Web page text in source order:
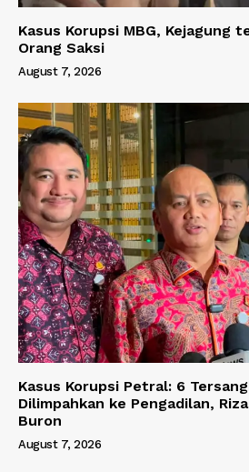
Kasus Korupsi MBG, Kejagung
Orang Saksi
August 7, 2026
Kasus Korupsi Petral: 6
Dilimpahkan ke Pengadilan,
Buron
August 7, 2026